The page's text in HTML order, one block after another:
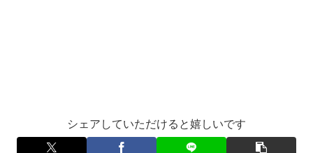
シェアしていただけると嬉しいです